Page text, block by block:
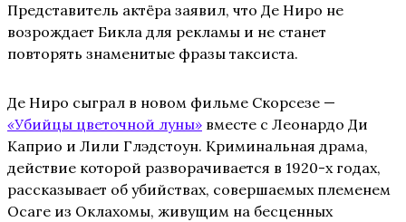
Представитель актёра заявил, что Де Ниро не
возрождает Бикла для рекламы и не станет
повторять знаменитые фразы таксиста.
Де Ниро сыграл в новом фильме Скорсезе —
«Убийцы цветочной луны» вместе с Леонардо Ди
Каприо и Лили Глэдстоун. Криминальная драма,
действие которой разворачивается в 1920-х годах,
рассказывает об убийствах, совершаемых племенем
Осаге из Оклахомы, живущим на бесценных